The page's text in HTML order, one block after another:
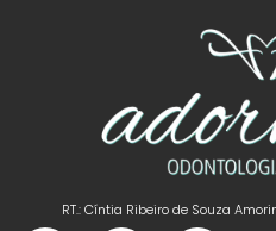
RT.: Cíntia Ribeiro de Souza